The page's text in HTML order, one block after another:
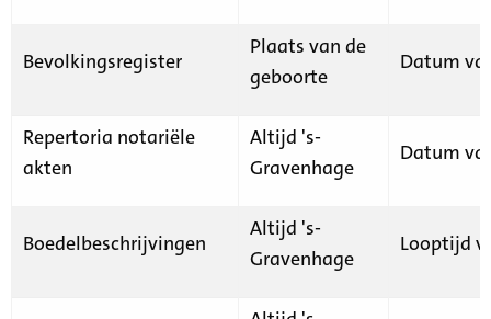
Bevolkingsregister
Plaats van de
geboorte
Datum
Repertoria notariële
akten
Altijd 's-
Gravenhage
Datum
Boedelbeschrijvingen
Altijd 's-
Gravenhage
Looptijd